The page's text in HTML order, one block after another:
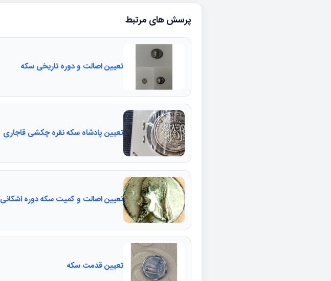
پرسش های مرتبط
تعیین اصالت و دوره تاریخی سکه
تعیین پادشاه سکه نقره چکشی قاجاری
تعیین اصالت و کمیت سکه دوره اشکانی
تعیین قدمت سکه